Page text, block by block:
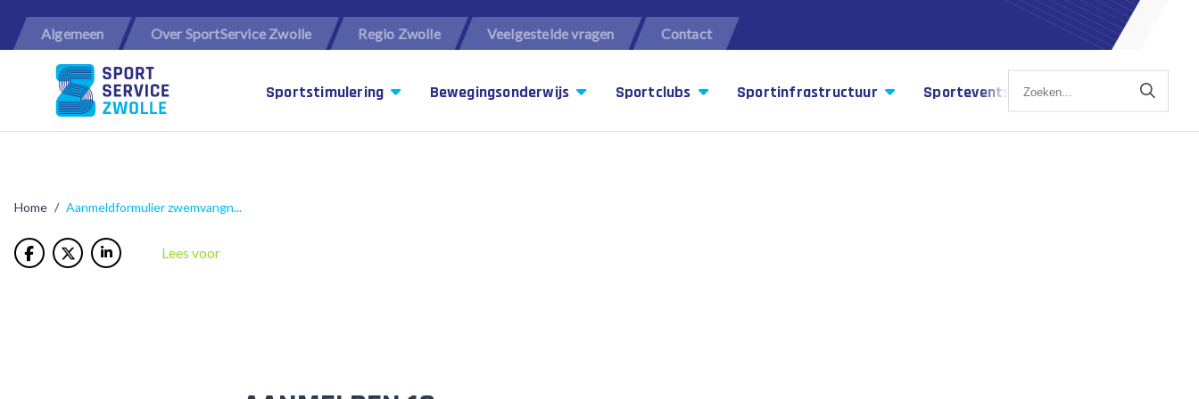
Algemeen Over SportService Zwolle Regio Zwolle Veelgestelde vragen Contact
Sportstimulering Bewegingsonderwijs Sportclubs Sportinfrastructuur Sportevents Sportagenda
Home / Aanmeldformulier zwemvangn...
Lees voor